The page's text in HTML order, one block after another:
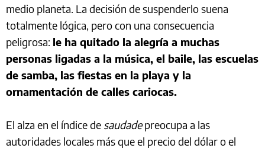
medio planeta. La decisión de suspenderlo suena
totalmente lógica, pero con una consecuencia
peligrosa: le ha quitado la alegría a muchas
personas ligadas a la música, el baile, las escuelas
de samba, las fiestas en la playa y la
ornamentación de calles cariocas.
El alza en el índice de saudadepreocupa a las
autoridades locales más que el precio del dólar o el